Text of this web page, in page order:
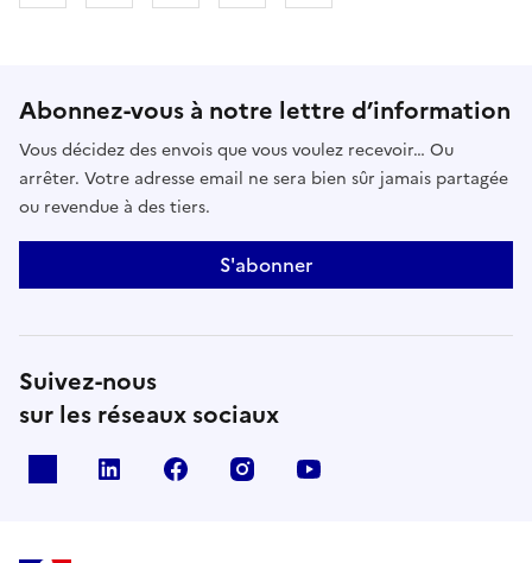
Abonnez-vous à notre lettre d’information
Vous décidez des envois que vous voulez recevoir… Ou
arrêter. Votre adresse email ne sera bien sûr jamais partagée
ou revendue à des tiers.
S'abonner
Suivez-nous
sur les réseaux sociaux
linkedin facebook instagram